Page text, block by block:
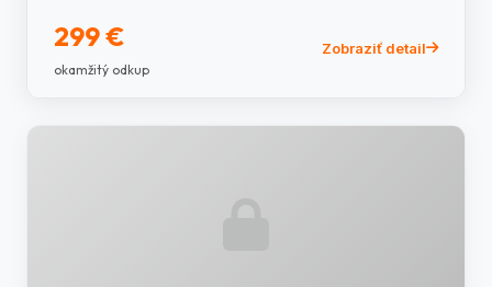
299 €
okamžitý odkup
Zobraziť detail